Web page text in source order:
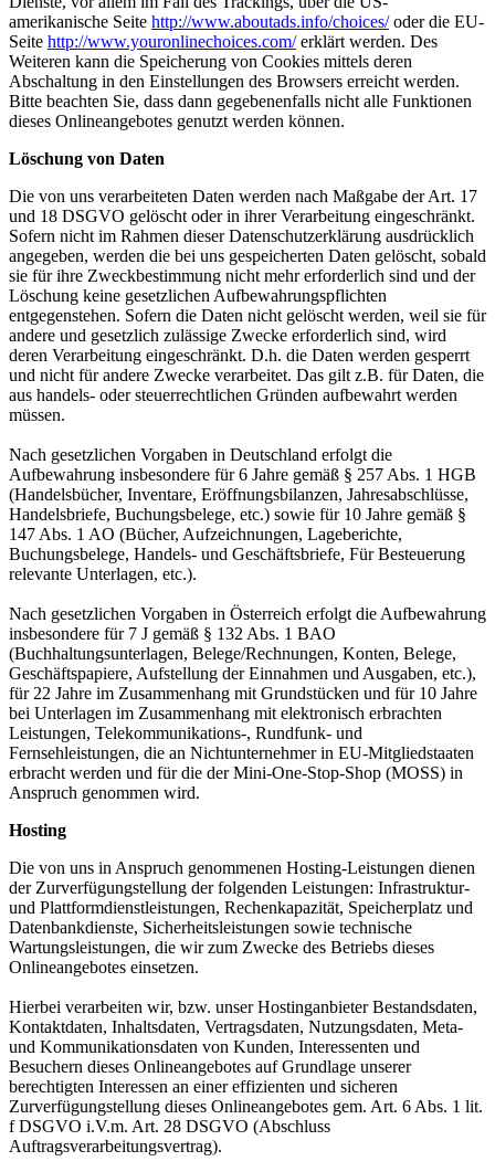
amerikanische Seite http://www.aboutads.info/choices/oder die EU-
Seite http://www.youronlinechoices.com/erklärt werden. Des
Weiteren kann die Speicherung von Cookies mittels deren
Abschaltung in den Einstellungen des Browsers erreicht werden.
Bitte beachten Sie, dass dann gegebenenfalls nicht alle Funktionen
dieses Onlineangebotes genutzt werden können.
Löschung von Daten
Die von uns verarbeiteten Daten werden nach Maßgabe der Art. 17
und 18 DSGVO gelöscht oder in ihrer Verarbeitung eingeschränkt.
Sofern nicht im Rahmen dieser Datenschutzerklärung ausdrücklich
angegeben, werden die bei uns gespeicherten Daten gelöscht, sobald
sie für ihre Zweckbestimmung nicht mehr erforderlich sind und der
Löschung keine gesetzlichen Aufbewahrungspflichten
entgegenstehen. Sofern die Daten nicht gelöscht werden, weil sie für
andere und gesetzlich zulässige Zwecke erforderlich sind, wird
deren Verarbeitung eingeschränkt. D.h. die Daten werden gesperrt
und nicht für andere Zwecke verarbeitet. Das gilt z.B. für Daten, die
aus handels- oder steuerrechtlichen Gründen aufbewahrt werden
müssen.
Nach gesetzlichen Vorgaben in Deutschland erfolgt die
Aufbewahrung insbesondere für 6 Jahre gemäß § 257 Abs. 1 HGB
(Handelsbücher, Inventare, Eröffnungsbilanzen, Jahresabschlüsse,
Handelsbriefe, Buchungsbelege, etc.) sowie für 10 Jahre gemäß §
147 Abs. 1 AO (Bücher, Aufzeichnungen, Lageberichte,
Buchungsbelege, Handels- und Geschäftsbriefe, Für Besteuerung
relevante Unterlagen, etc.).
Nach gesetzlichen Vorgaben in Österreich erfolgt die Aufbewahrung
insbesondere für 7 J gemäß § 132 Abs. 1 BAO
(Buchhaltungsunterlagen, Belege/Rechnungen, Konten, Belege,
Geschäftspapiere, Aufstellung der Einnahmen und Ausgaben, etc.),
für 22 Jahre im Zusammenhang mit Grundstücken und für 10 Jahre
bei Unterlagen im Zusammenhang mit elektronisch erbrachten
Leistungen, Telekommunikations-, Rundfunk- und
Fernsehleistungen, die an Nichtunternehmer in EU-Mitgliedstaaten
erbracht werden und für die der Mini-One-Stop-Shop (MOSS) in
Anspruch genommen wird.
Hosting
Die von uns in Anspruch genommenen Hosting-Leistungen dienen
der Zurverfügungstellung der folgenden Leistungen: Infrastruktur-
und Plattformdienstleistungen, Rechenkapazität, Speicherplatz und
Datenbankdienste, Sicherheitsleistungen sowie technische
Wartungsleistungen, die wir zum Zwecke des Betriebs dieses
Onlineangebotes einsetzen.
Hierbei verarbeiten wir, bzw. unser Hostinganbieter Bestandsdaten,
Kontaktdaten, Inhaltsdaten, Vertragsdaten, Nutzungsdaten, Meta-
und Kommunikationsdaten von Kunden, Interessenten und
Besuchern dieses Onlineangebotes auf Grundlage unserer
berechtigten Interessen an einer effizienten und sicheren
Zurverfügungstellung dieses Onlineangebotes gem. Art. 6 Abs. 1 lit.
f DSGVO i.V.m. Art. 28 DSGVO (Abschluss
Auftragsverarbeitungsvertrag).